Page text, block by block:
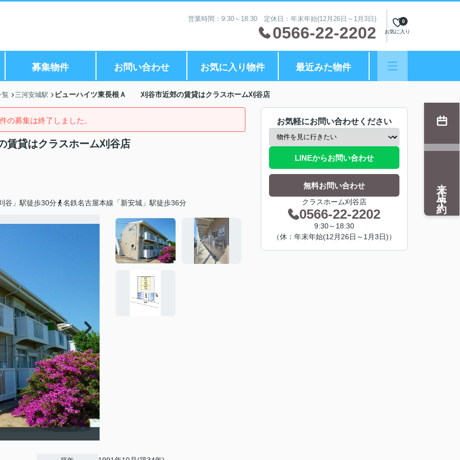
営業時間：9:30～18:30 定休日：年末年始(12月26日～1月3日)
0566-22-2202 お気に入り
0
募集物件 お問い合わせ お気に入り物件 最近みた物件
覧 三河安城駅 ビューハイツ東長根Ａ 刈谷市近郊の賃貸はクラスホーム刈谷店
の募集は終了しました。
貸はクラスホーム刈谷店
谷」駅徒歩30分 名鉄名古屋本線「新安城」駅徒歩36分
お気軽にお問い合わせください
LINEからお問い合わせ
無料お問い合わせ
クラスホーム刈谷店
0566-22-2202
9:30～18:30
（休：年末年始(12月26日～1月3日)）
来店予約